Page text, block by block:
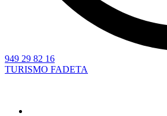
949 29 82 16
TURISMO FADETA